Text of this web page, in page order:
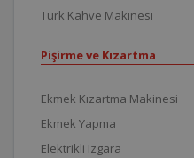
Türk Kahve Makinesi
Pişirme ve Kızartma
Ekmek Kızartma Makinesi
Ekmek Yapma
Elektrikli Izgara